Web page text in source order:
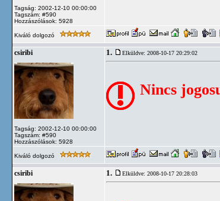
Tagság: 2002-12-10 00:00:00
Tagszám: #590
Hozzászólások: 5928
Kiváló dolgozó
csiribi
Tagság: 2002-12-10 00:00:00
Tagszám: #590
Hozzászólások: 5928
1. Elküldve: 2008-10-17 20:29:02
Nincs
Kiváló dolgozó
csiribi 1. Elküldve: 2008-10-17 20:28:03